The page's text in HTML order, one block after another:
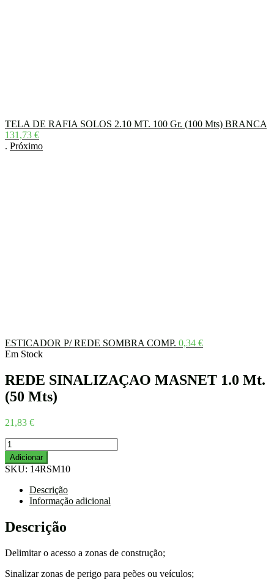
TELA DE RAFIA SOLOS 2.10 MT. 100 Gr. (100 Mts) BRANCA
131,73 €
. Próximo
ESTICADOR P/ REDE SOMBRA COMP. 0,34 €
Em Stock
REDE SINALIZAÇAO MASNET 1.0 Mt.
(50 Mts)
21,83 €
Quantidade
de
REDE
SINALIZAÇAO
MASNET
(50
Mts)
Adicionar
SKU: 14RSM10
Descrição
Informação adicional
Descrição
Delimitar o acesso a zonas de construção;
Sinalizar zonas de perigo para peões ou veículos;